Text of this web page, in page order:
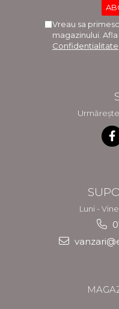
Vreau sa
magazinului.
Confidentialitate
Luni -